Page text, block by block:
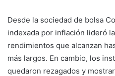
Desde la sociedad de bolsa
indexada por inflación lideró
rendimientos que alcanzan
más largos. En cambio, los
quedaron rezagados y